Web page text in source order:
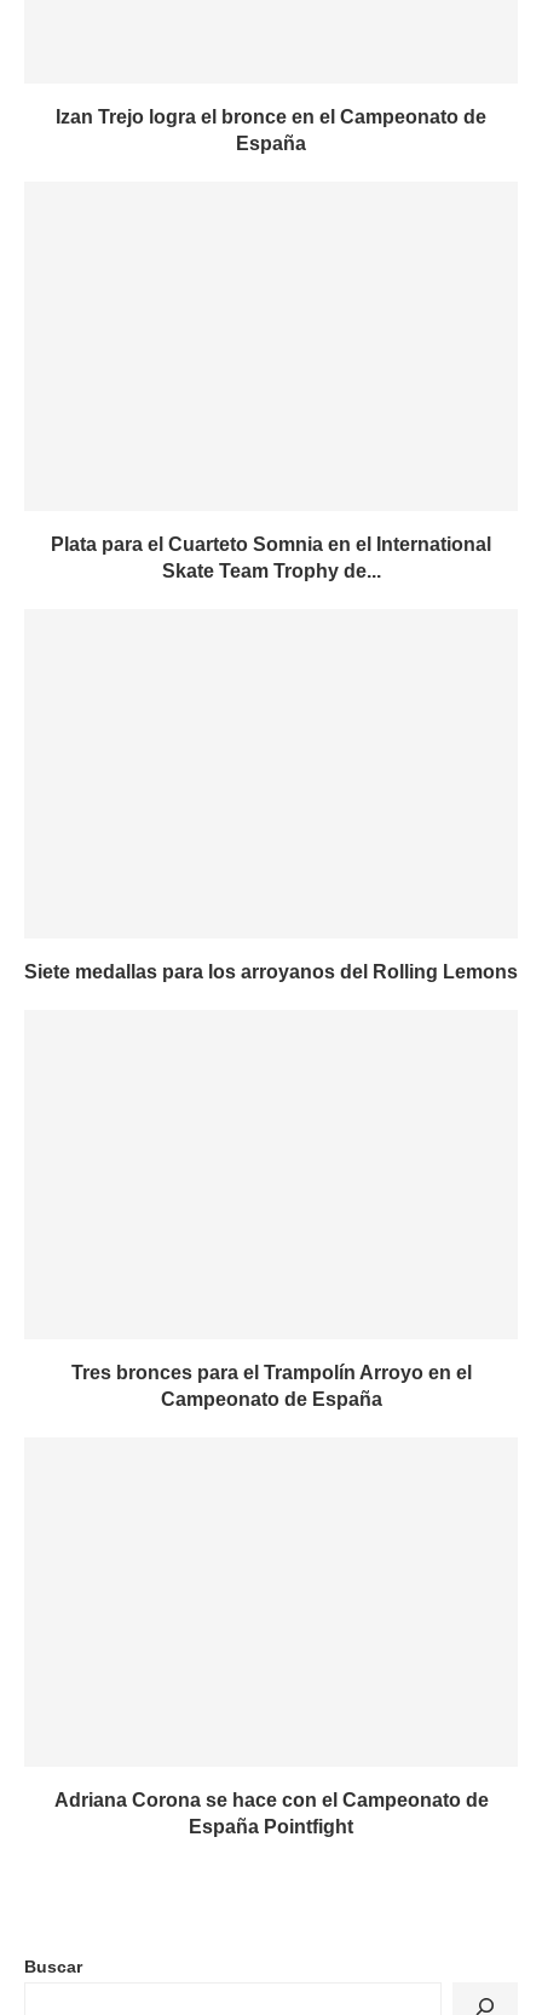
Izan Trejo logra el bronce en el Campeonato de
España
Plata para el Cuarteto Somnia en el International
Skate Team Trophy de...
Siete medallas para los arroyanos del Rolling Lemons
Tres bronces para el Trampolín Arroyo en el
Campeonato de España
Adriana Corona se hace con el Campeonato de
España Pointfight
Buscar